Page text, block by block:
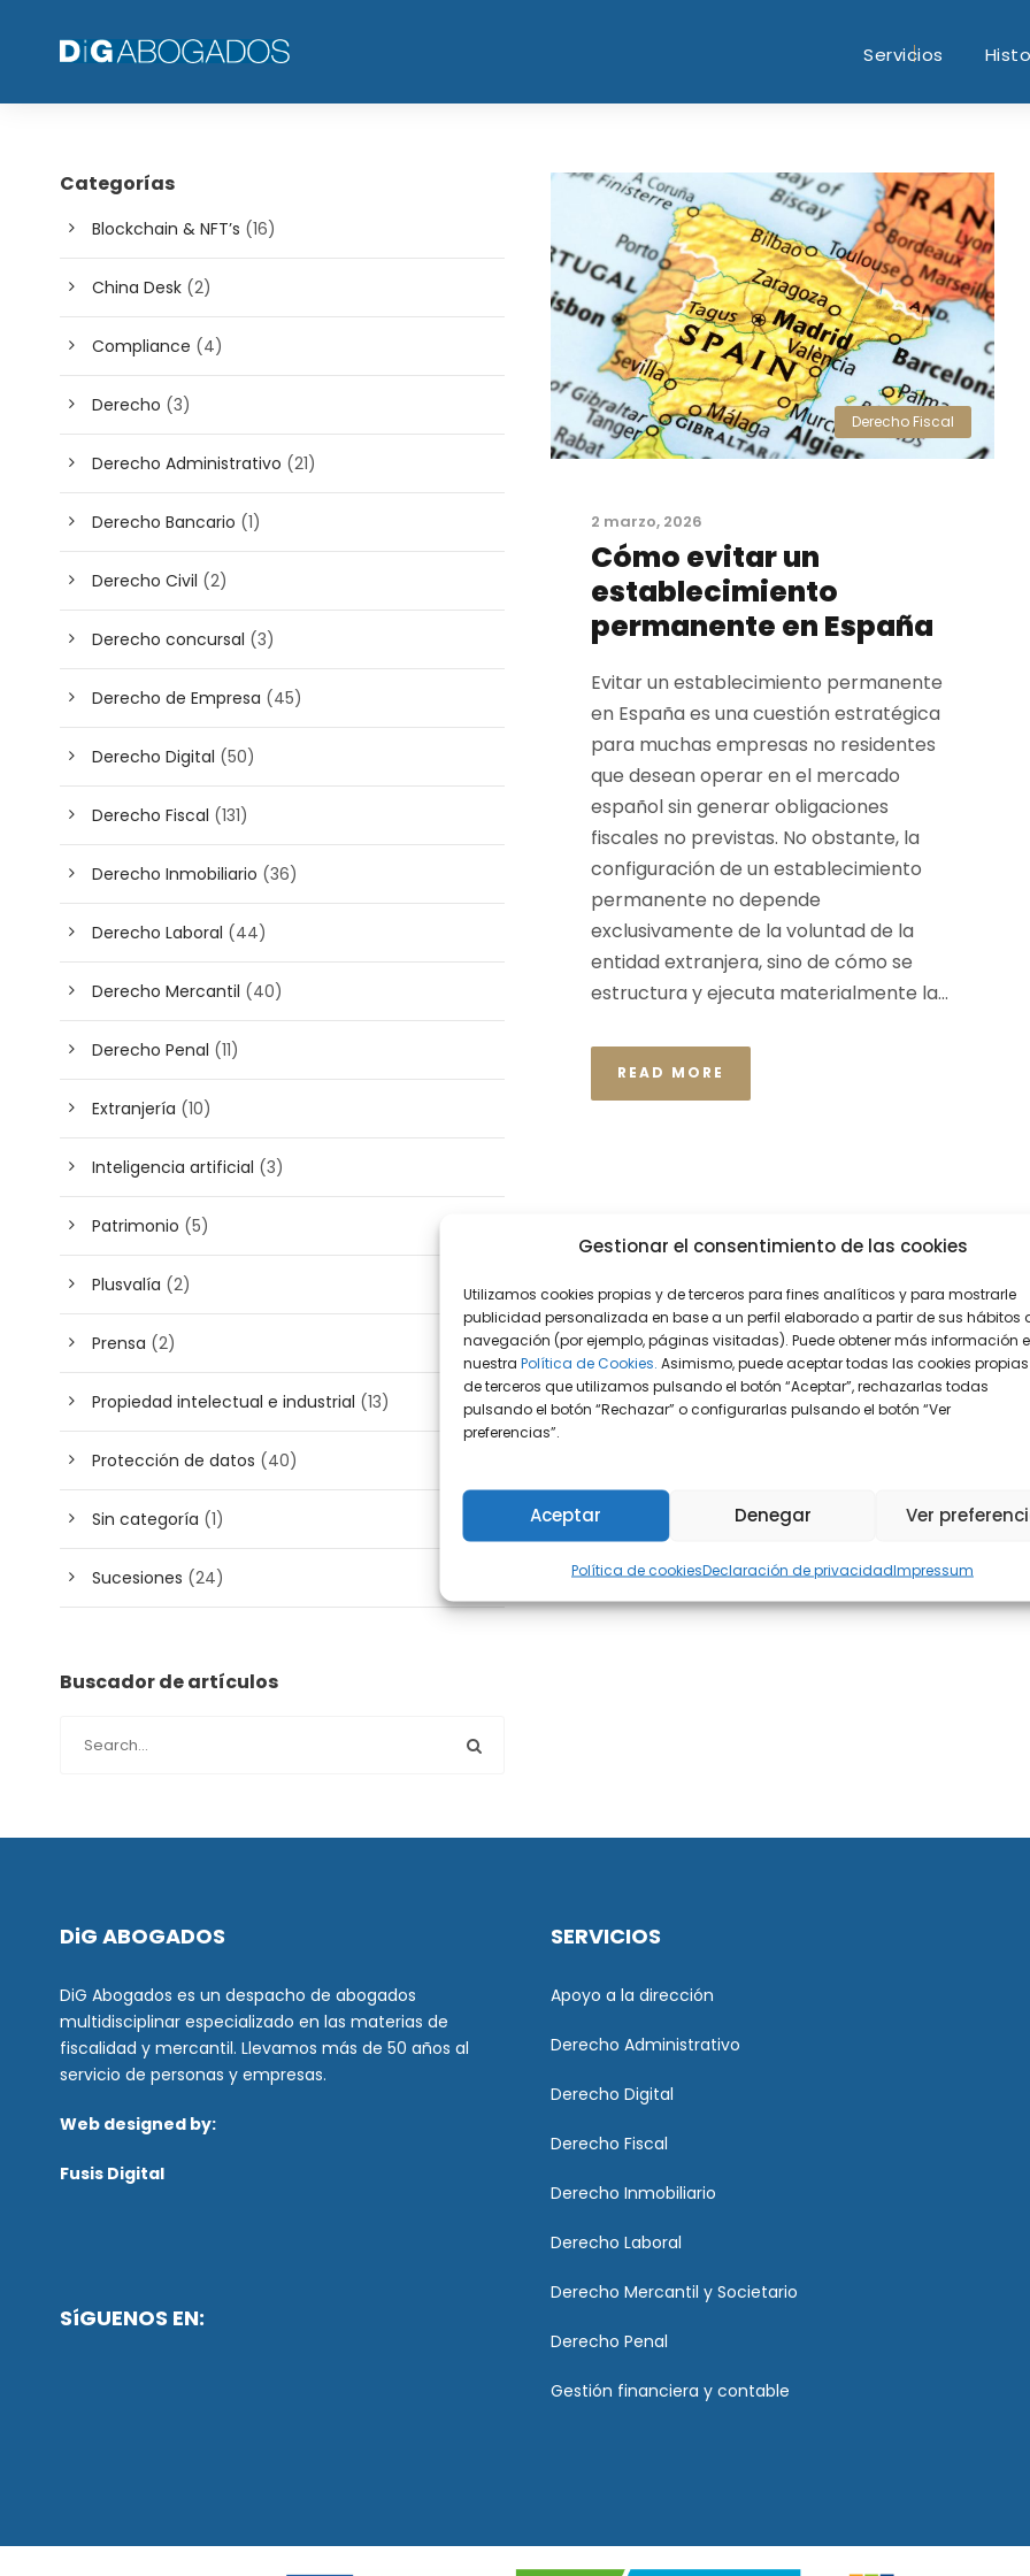
Gestionar el consentimiento de las cookies
Utilizamos cookies propias y de terceros para fines analíticos y para mostrarle
publicidad personalizada en base a un perfil elaborado a partir de sus hábitos
navegación (por ejemplo, páginas visitadas). Puede obtener más información
nuestra Política de Cookies. Asimismo, puede aceptar todas las cookies
de terceros que utilizamos pulsando el botón “Aceptar”, rechazarlas todas
pulsando el botón “Rechazar” o configurarlas pulsando el botón “Ver
preferencias”.
Aceptar Denegar Ver
Política de cookiesDeclaración de privacidadImpressum
Servicios
Derecho Fiscal
2 marzo, 2026
Cómo evitar un
establecimiento
permanente en España
Evitar un establecimiento permanente
en España es una cuestión estratégica
para muchas empresas no residentes
que desean operar en el mercado
español sin generar obligaciones
fiscales no previstas. No obstante, la
configuración de un establecimiento
permanente no depende
exclusivamente de la voluntad de la
entidad extranjera, sino de cómo se
estructura y ejecuta materialmente la...
READ MORE
Categorías
Blockchain & NFT’s (16)
China Desk (2)
Compliance (4)
Derecho (3)
Derecho Administrativo (21)
Derecho Bancario (1)
Derecho Civil (2)
Derecho concursal (3)
Derecho de Empresa (45)
Derecho Digital (50)
Derecho Fiscal (131)
Derecho Inmobiliario (36)
Derecho Laboral (44)
Derecho Mercantil (40)
Derecho Penal (11)
Extranjería (10)
Inteligencia artificial (3)
Patrimonio (5)
Plusvalía (2)
Prensa (2)
Propiedad intelectual e industrial (13)
Protección de datos (40)
Sin categoría (1)
Sucesiones (24)
Buscador de artículos
DiG ABOGADOS
DiG Abogados es un despacho de abogados
multidisciplinar especializado en las materias de
fiscalidad y mercantil. Llevamos más de 50 años al
servicio de personas y empresas.
Web designed by:
Fusis Digital
SíGUENOS EN:
SERVICIOS
Apoyo a la dirección
Derecho Administrativo
Derecho Digital
Derecho Fiscal
Derecho Inmobiliario
Derecho Laboral
Derecho Mercantil y Societario
Derecho Penal
Gestión financiera y contable